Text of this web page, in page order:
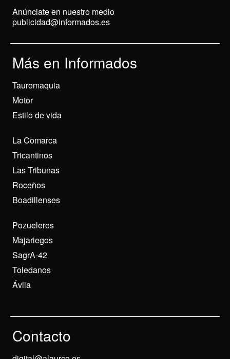
Anúnciate en nuestro medio
publicidad@informados.es
Más en Informados
Tauromaquia
Motor
Estilo de vida
La Comarca
Tricantinos
Las Tribunas
Roceños
Boadillenses
Pozueleros
Majariegos
SagrA-42
Toledanos
Ávila
Contacto